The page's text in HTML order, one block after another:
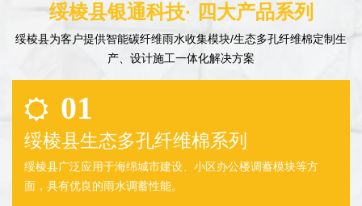
绥棱县银通科技· 四大产品系列
绥棱县为客户提供智能碳纤维雨水收集模块/生态多孔纤维棉定制生
产、设计施工一体化解决方案
01
绥棱县生态多孔纤维棉系列
绥棱县广泛应用于海绵城市建设、小区办公楼调蓄模块等方
面，具有优良的雨水调蓄性能。